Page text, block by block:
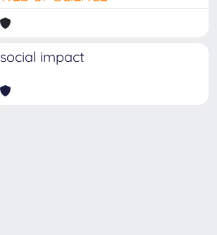
social impact